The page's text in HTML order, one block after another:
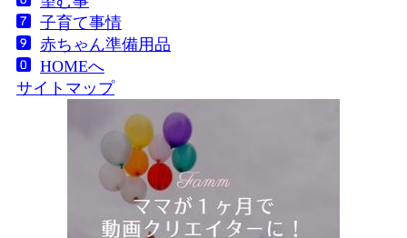
子育て事情
赤ちゃん準備用品
HOMEへ
サイトマップ